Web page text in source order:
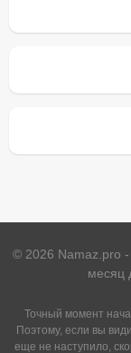
© 2026 Namaz.pro
месяц
Точный момент
Поэтому, если вы
еще не наступило,